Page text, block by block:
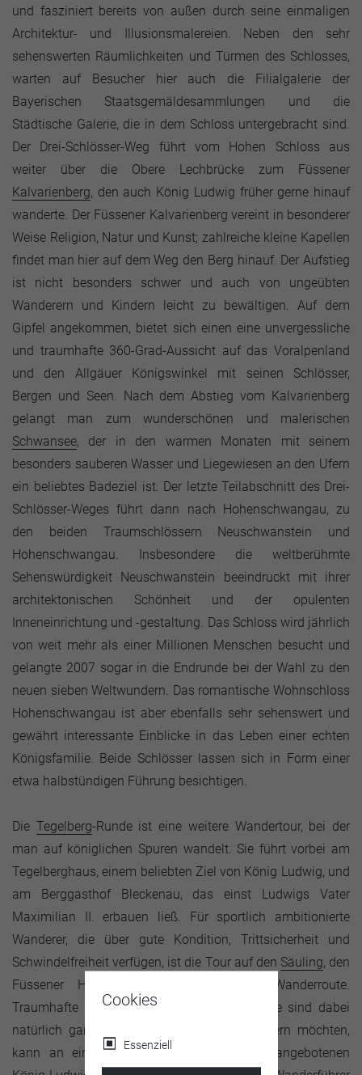
und fasziniert bereits von außen durch seine einmaligen
Architektur- und Illusionsmalereien. Neben den sehr
sehenswerten Räumlichkeiten und Türmen des Schlosses,
warten auf Besucher hier auch die Filialgalerie der
Bayerischen Staatsgemäldesammlungen und die
Städtische Galerie, die in dem Schloss untergebracht sind.
Der Drei-Schlösser-Weg führt vom Hohen Schloss aus
weiter über die Obere Lechbrücke zum Füssener
Kalvarienberg, den auch König Ludwig früher gerne hinauf
wanderte. Der Füssener Kalvarienberg vereint in besonderer
Weise Religion, Natur und Kunst; zahlreiche kleine Kapellen
findet man hier auf dem Weg den Berg hinauf. Der Aufstieg
ist nicht besonders schwer und auch von ungeübten
Wanderern und Kindern leicht zu bewältigen. Auf dem
Gipfel angekommen, bietet sich einen eine unvergessliche
und traumhafte 360-Grad-Aussicht auf das Voralpenland
und den Allgäuer Königswinkel mit seinen Schlösser,
Bergen und Seen. Nach dem Abstieg vom Kalvarienberg
gelangt man zum wunderschönen und malerischen
Schwansee, der in den warmen Monaten mit seinem
besonders sauberen Wasser und Liegewiesen an den Ufern
ein beliebtes Badeziel ist. Der letzte Teilabschnitt des Drei-
Schlösser-Weges führt dann nach Hohenschwangau, zu
den beiden Traumschlössern Neuschwanstein und
Hohenschwangau. Insbesondere die weltberühmte
Sehenswürdigkeit Neuschwanstein beeindruckt mit ihrer
architektonischen Schönheit und der opulenten
Inneneinrichtung und -gestaltung. Das Schloss wird jährlich
von weit mehr als einer Millionen Menschen besucht und
gelangte 2007 sogar in die Endrunde bei der Wahl zu den
neuen sieben Weltwundern. Das romantische Wohnschloss
Hohenschwangau ist aber ebenfalls sehr sehenswert und
gewährt interessante Einblicke in das Leben einer echten
Königsfamilie. Beide Schlösser lassen sich in Form einer
etwa halbstündigen Führung besichtigen.
Die Tegelberg-Runde ist eine weitere Wandertour, bei der
man auf königlichen Spuren wandelt. Sie führt vorbei am
Tegelberghaus, einem beliebten Ziel von König Ludwig, und
am Berggasthof Bleckenau, das einst Ludwigs Vater
Maximilian II. erbauen ließ. Für sportlich ambitionierte
Wanderer, die über gute Kondition, Trittsicherheit und
Schwindelfreiheit verfügen, ist die Tour auf den Säuling, den
Füssener Hausberg, die ideale royale Wanderroute.
Traumhafte Naturimpressionen und Ausblicke sind dabei
natürlich garantiert. Wer nicht alleine wandern möchten,
kann an einer der regelmäßig in Füssen angebotenen
Cookies
Essenziell